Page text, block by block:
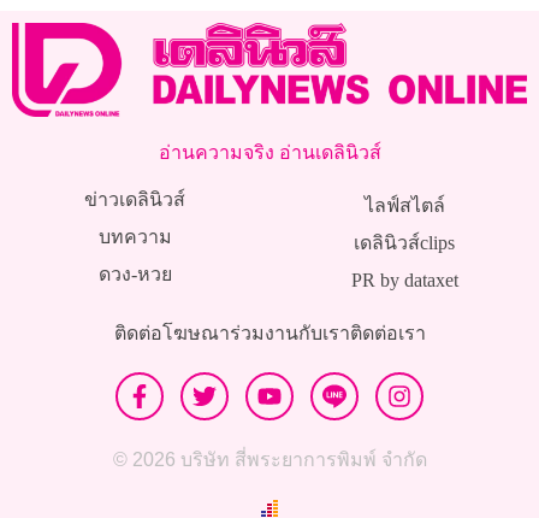
อ่านความจริง อ่านเดลินิวส์
ข่าวเดลินิวส์
บทความ
ดวง-หวย
ไลฟ์สไตล์
เดลินิวส์clips
PR by dataxet
ติดต่อโฆษณาร่วมงานกับเราติดต่อเรา
© 2026 บริษัท สี่พระยาการพิมพ์ จำกัด